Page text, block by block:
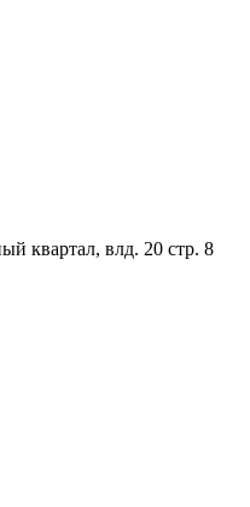
квартал, влд. 20 стр. 8